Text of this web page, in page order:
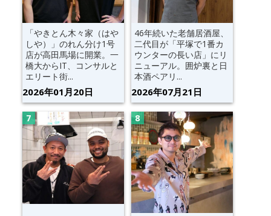
「やきとん木々家（はや
しや）」のれん分け1号
店が高田馬場に開業。一
橋大からIT、コンサルと
エリート街...
2026年01月20日
46年続いた老舗居酒屋、
二代目が「平塚で1番カ
ウンターの長い店」にリ
ニューアル。囲炉裏と日
本酒ペアリ...
2026年07月21日